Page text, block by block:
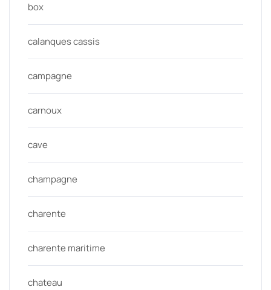
box
calanques cassis
campagne
carnoux
cave
champagne
charente
charente maritime
chateau